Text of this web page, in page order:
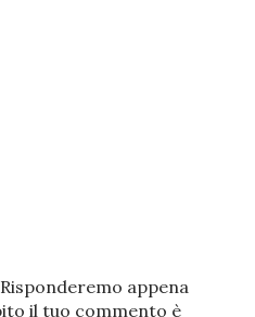
appena
il tuo commento è